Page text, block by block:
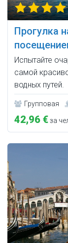
Прогулка
Испытайте
самой
водных путей.
Групповая
42,96 €за